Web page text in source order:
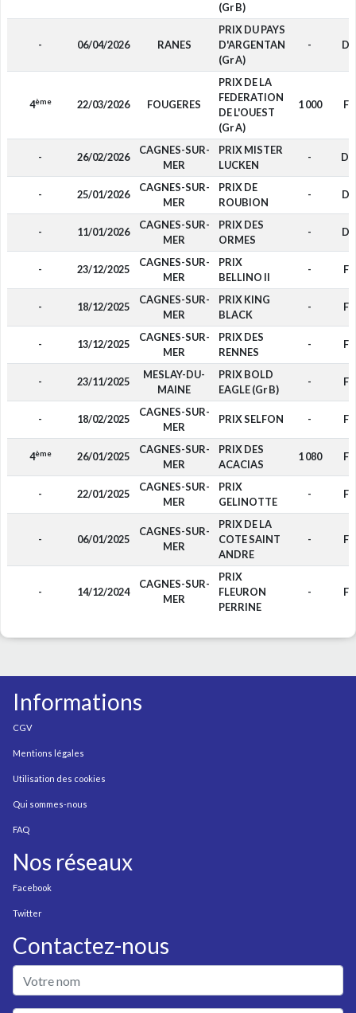
(Gr B)
- 06/04/2026 RANES
PRIX DU PAYS
D'ARGENTAN
(Gr A)
- D4
4ème 22/03/2026 FOUGERES
PRIX DE LA
FEDERATION
DE L'OUEST
(Gr A)
1 000 F4
- 26/02/2026
CAGNES-SUR-
MER
PRIX MISTER
LUCKEN
- DA
- 25/01/2026
CAGNES-SUR-
MER
PRIX DE
ROUBION
- D4
- 11/01/2026
CAGNES-SUR-
MER
PRIX DES
ORMES
- D4
- 23/12/2025
CAGNES-SUR-
MER
PRIX
BELLINO II
- F4
- 18/12/2025
CAGNES-SUR-
MER
PRIX KING
BLACK
- F4
- 13/12/2025
CAGNES-SUR-
MER
PRIX DES
RENNES
- F4
- 23/11/2025
MESLAY-DU-
MAINE
PRIX BOLD
EAGLE (Gr B)
- F4
- 18/02/2025
CAGNES-SUR-
MER
PRIX SELFON - F4
4ème 26/01/2025
CAGNES-SUR-
MER
PRIX DES
ACACIAS
1 080 F4
- 22/01/2025
CAGNES-SUR-
MER
PRIX
GELINOTTE
- F4
- 06/01/2025
CAGNES-SUR-
MER
PRIX DE LA
COTE SAINT
ANDRE
- F4
- 14/12/2024
CAGNES-SUR-
MER
PRIX
FLEURON
PERRINE
- F4
Informations
CGV
Mentions légales
Utilisation des cookies
Qui sommes-nous
FAQ
Nos réseaux
Facebook
Twitter
Contactez-nous